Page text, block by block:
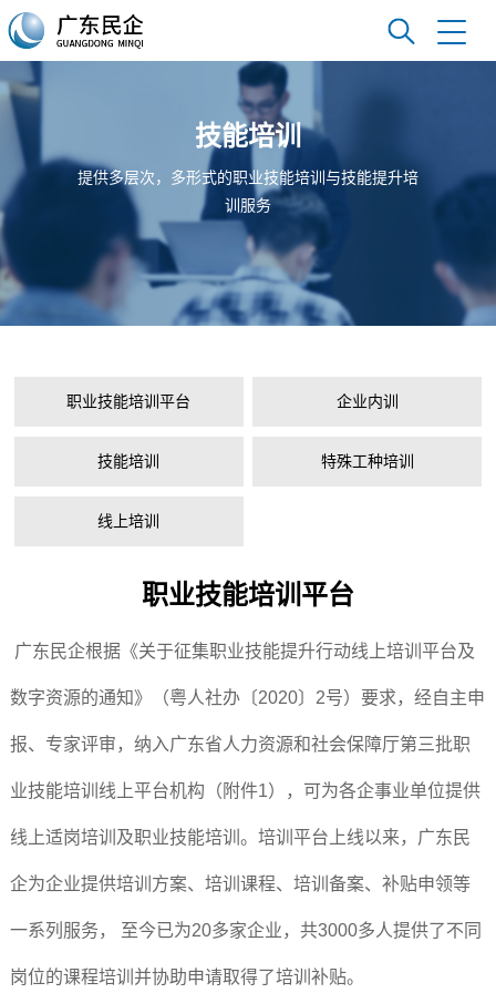
技能培训
提供多层次，多形式的职业技能培训与技能提升培
训服务
职业技能培训平台 企业内训
技能培训 特殊工种培训
线上培训
职业技能培训平台
广东民企根据《关于征集职业技能提升行动线上培训平台及
数字资源的通知》（粤人社办〔2020〕2号）要求，经自主申
报、专家评审，纳入广东省人力资源和社会保障厅第三批职
业技能培训线上平台机构（附件1），可为各企事业单位提供
线上适岗培训及职业技能培训。 培训平台上线以来，广东民
企为企业提供培训方案、培训课程、培训备案、补贴申领等
一系列服务， 至今已为20多家企业，共3000多人提供了不同
岗位的课程培训并协助申请取得了培训补贴。